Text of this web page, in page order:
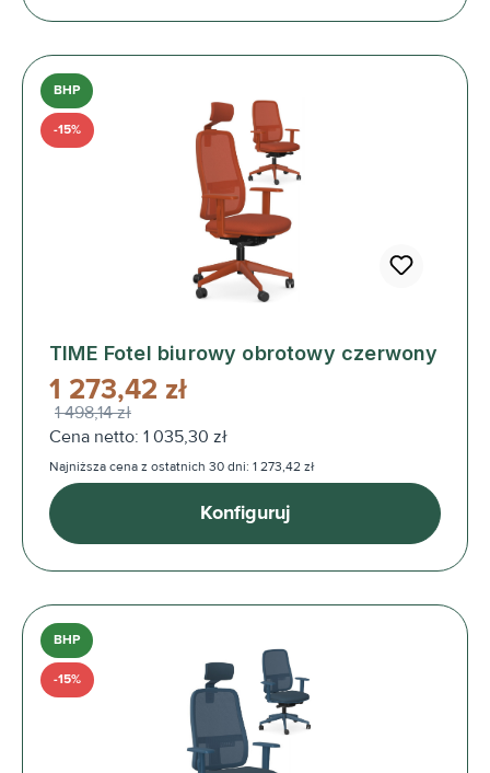
TIME Fotel biurowy obrotowy czerwony
BHP
-15%
1 273,42 zł
1 498,14 zł
Cena netto: 1 035,30 zł
Najniższa cena z ostatnich 30 dni: 1 273,42 zł
Konfiguruj
BHP
-15%